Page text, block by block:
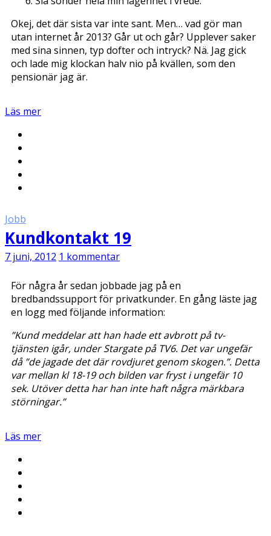
Okej, det där sista var inte sant. Men… vad gör man
utan internet år 2013? Går ut och går? Upplever saker
med sina sinnen, typ dofter och intryck? Nä. Jag gick
och lade mig klockan halv nio på kvällen, som den
pensionär jag är.
Läs mer
Jobb
Kundkontakt 19
7 juni, 2012 1 kommentar
För några år sedan jobbade jag på en
bredbandssupport för privatkunder. En gång läste jag
en logg med följande information:
”Kund meddelar att han hade ett avbrott på tv-
tjänsten igår, under Stargate på TV6. Det var ungefär
då ”de jagade det där rovdjuret genom skogen.”. Detta
var mellan kl 18-19 och bilden var fryst i ungefär 10
sek. Utöver detta har han inte haft några märkbara
störningar.”
Läs mer